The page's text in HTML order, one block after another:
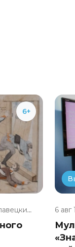
6+
Малоярославецкий военно-истори... 6 авг